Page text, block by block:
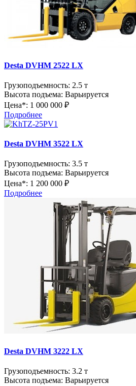
Desta DVHM 2522 LX
Грузоподъемность: 2.5 т
Высота подъема: Варьируется
Цена*: 1 000 000 ₽
Подробнее
Desta DVHM 3522 LX
Грузоподъемность: 3.5 т
Высота подъема: Варьируется
Цена*: 1 200 000 ₽
Подробнее
Desta DVHM 3222 LX
Грузоподъемность: 3.2 т
Высота подъема: Варьируется